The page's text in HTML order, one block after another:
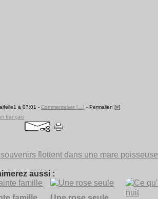
à 07:01 -Commentaires [ …] - Permalien [#]
français
flottent dans une mare poisseuse
aussi :